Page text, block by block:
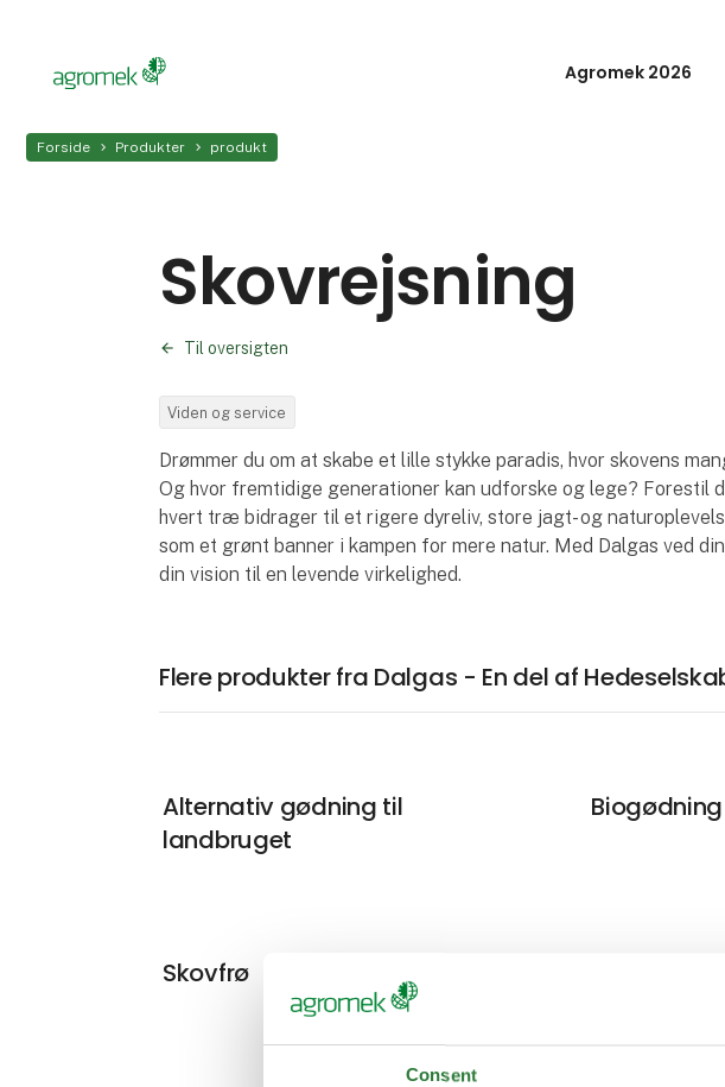
Consent
Agromek 2026
Forside Produkter produkt
Skovrejsning
Til oversigten
Viden og service
Drømmer du om at skabe et lille stykke paradis, hvor skovens
Og hvor fremtidige generationer kan udforske og lege? Forestil
hvert træ bidrager til et rigere dyreliv, store jagt- og
som et grønt banner i kampen for mere natur. Med Dalgas ved
din vision til en levende virkelighed.
Flere produkter fra Dalgas - En del af
Alternativ gødning til
landbruget
Skovfrø